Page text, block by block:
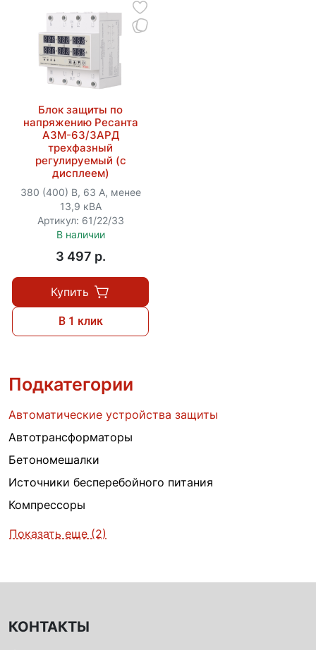
Блок защиты по
напряжению Ресанта
АЗМ-63/3АРД
трехфазный
регулируемый (с
дисплеем)
380 (400) В, 63 А, менее
13,9 кВА
Артикул: 61/22/33
В наличии
3 497 p.
Купить
В 1 клик
Подкатегории
Автоматические устройства защиты
Автотрансформаторы
Бетономешалки
Источники бесперебойного питания
Компрессоры
Показать еще (2)
КОНТАКТЫ